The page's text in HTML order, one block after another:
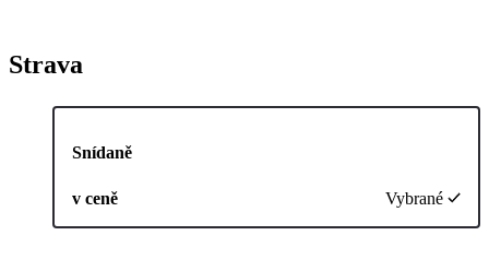
Strava
Snídaně
v ceně Vybrané